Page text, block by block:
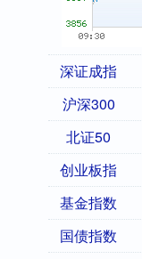
深证成指
沪深300
北证50
创业板指
基金指数
国债指数